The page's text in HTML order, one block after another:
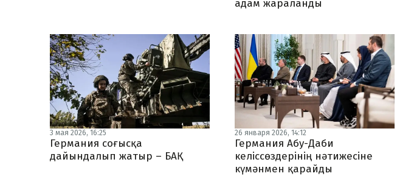
адам жараланды
3 мая 2026, 16:25
Германия соғысқа
дайындалып жатыр – БАҚ
26 января 2026, 14:12
Германия Абу-Даби
келіссөздерінің нәтижесіне
күмәнмен қарайды